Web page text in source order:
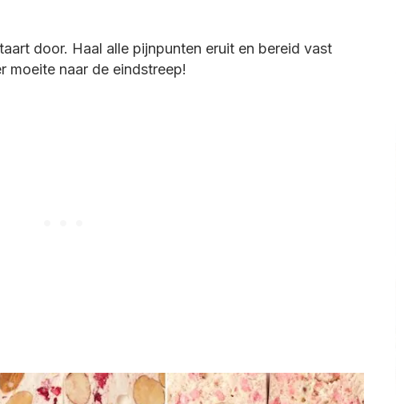
door. Haal alle pijnpunten eruit en bereid vast
moeite naar de eindstreep!